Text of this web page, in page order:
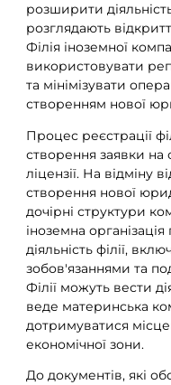
розширити
розглядають
Філія іноземної
використовувати
та мінімізувати
створенням нової
Процес реєстрації
створення заявки
ліцензії. На відміну
створення нової
дочірні структури
іноземна
діяльність філії,
зобов'язаннями та
Філії можуть вести
веде материнська
дотримуватися
економічної зони.
До документів, які